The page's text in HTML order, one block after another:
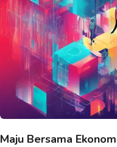
Maju Bersama